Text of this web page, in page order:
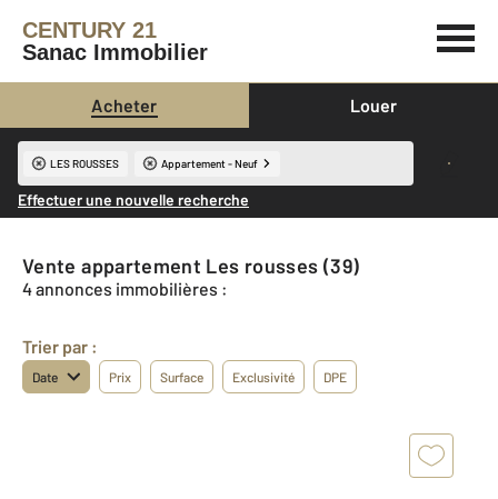
CENTURY 21
Sanac Immobilier
Acheter Louer
LES ROUSSES Appartement - Neuf
Effectuer une nouvelle recherche
Vente appartement Les rousses (39)
4 annonces immobilières :
Trier par :
Date Prix Surface Exclusivité DPE